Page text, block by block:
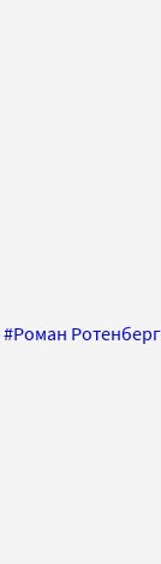
#Роман Ротенберг